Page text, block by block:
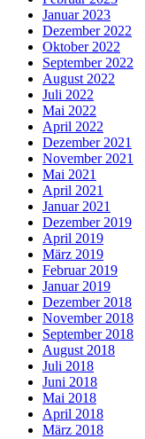
Januar 2023
Dezember 2022
Oktober 2022
September 2022
August 2022
Juli 2022
Mai 2022
April 2022
Dezember 2021
November 2021
Mai 2021
April 2021
Januar 2021
Dezember 2019
April 2019
März 2019
Februar 2019
Januar 2019
Dezember 2018
November 2018
September 2018
August 2018
Juli 2018
Juni 2018
Mai 2018
April 2018
März 2018